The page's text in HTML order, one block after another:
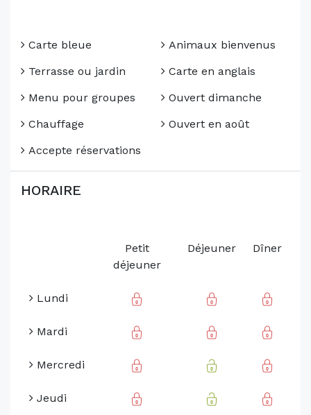
Carte bleue
Terrasse ou jardin
Menu pour groupes
Chauffage
Accepte réservations
Animaux bienvenus
Carte en anglais
Ouvert dimanche
Ouvert en août
HORAIRE
Petit
déjeuner
Déjeuner Dîner
Lundi
Mardi
Mercredi
Jeudi